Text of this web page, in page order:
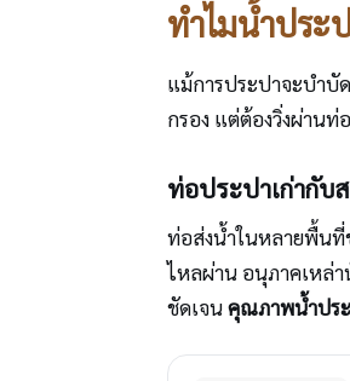
ทำไมน้ำประ
แม้การประปาจะบำบั
กรอง แต่ต้องวิ่งผ่านท่
ท่อประปาเก่ากั
ท่อส่งน้ำในหลายพื้นที่
ไหลผ่าน อนุภาคเหล่
ชัดเจนคุณภาพน้ำปร